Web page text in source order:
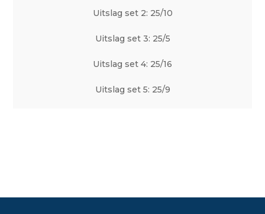
Uitslag set 2: 25/10
Uitslag set 3: 25/5
Uitslag set 4: 25/16
Uitslag set 5: 25/9